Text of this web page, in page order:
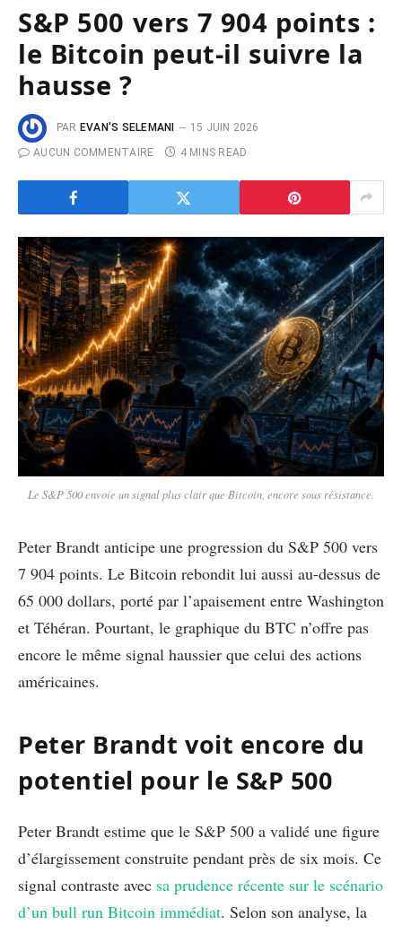
S&P 500 vers 7 904 points :
le Bitcoin peut-il suivre la
hausse ?
PAR EVAN'S SELEMANI
15 JUIN 2026
AUCUN COMMENTAIRE
4 MINS READ
Le S&P 500 envoie un signal plus clair que Bitcoin, encore sous résistance.
Peter Brandt anticipe une progression du S&P 500 vers
7 904 points. Le Bitcoin rebondit lui aussi au-dessus de
65 000 dollars, porté par l’apaisement entre Washington
et Téhéran. Pourtant, le graphique du BTC n’offre pas
encore le même signal haussier que celui des actions
américaines.
Peter Brandt voit encore du
potentiel pour le S&P 500
Peter Brandt estime que le S&P 500 a validé une figure
d’élargissement construite pendant près de six mois. Ce
signal contraste avec sa prudence récente sur le scénario
d’un bull run Bitcoin immédiat. Selon son analyse, la